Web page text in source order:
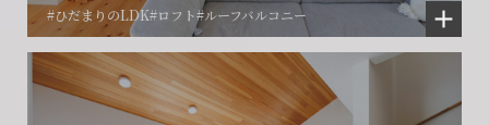
#ひだまりのLDK#ロフト#ルーフバルコニー